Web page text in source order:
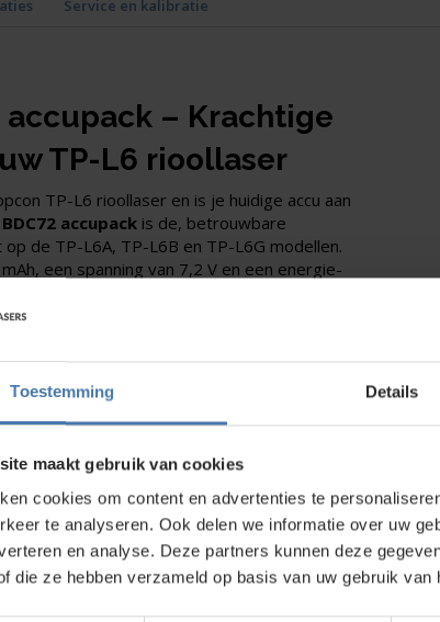
Toestemming Details
maakt gebruik van cookies
cookies om content en advertenties te
te analyseren. Ook delen we informatie over uw
en analyse. Deze partners kunnen deze
die ze hebben verzameld op basis van uw gebruik van
Service en kalibratie
accupack – Krachtige
TP-L6 rioollaser
TP-L6 rioollaser en is je huidige accu aan
accupack is de, betrouwbare
de TP-L6A, TP-L6B en TP-L6G modellen.
een spanning van 7,2 V en een energie-
maximale uit elke werkdag op de
Snel en direct contact?
wat u zoekt?